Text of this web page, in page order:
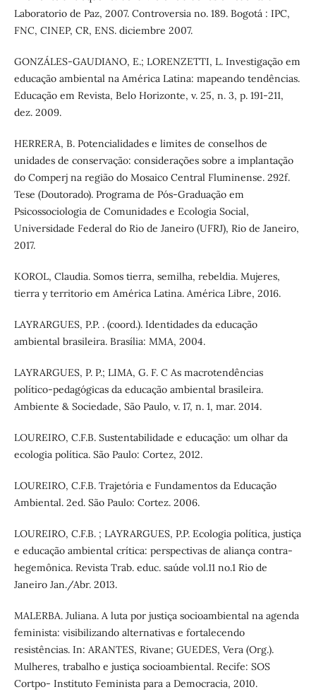
Laboratorio de Paz, 2007. Controversia no. 189. Bogotá : IPC,
FNC, CINEP, CR, ENS. diciembre 2007.
GONZÁLES-GAUDIANO, E.; LORENZETTI, L. Investigação em
educação ambiental na América Latina: mapeando tendências.
Educação em Revista, Belo Horizonte, v. 25, n. 3, p. 191-211,
dez. 2009.
HERRERA, B. Potencialidades e limites de conselhos de
unidades de conservação: considerações sobre a implantação
do Comperj na região do Mosaico Central Fluminense. 292f.
Tese (Doutorado). Programa de Pós-Graduação em
Psicossociologia de Comunidades e Ecologia Social,
Universidade Federal do Rio de Janeiro (UFRJ), Rio de Janeiro,
2017.
KOROL, Claudia. Somos tierra, semilha, rebeldia. Mujeres,
tierra y territorio em América Latina. América Libre, 2016.
LAYRARGUES, P.P. . (coord.). Identidades da educação
ambiental brasileira. Brasília: MMA, 2004.
LAYRARGUES, P. P.; LIMA, G. F. C As macrotendências
político-pedagógicas da educação ambiental brasileira.
Ambiente & Sociedade, São Paulo, v. 17, n. 1, mar. 2014.
LOUREIRO, C.F.B. Sustentabilidade e educação: um olhar da
ecologia política. São Paulo: Cortez, 2012.
LOUREIRO, C.F.B. Trajetória e Fundamentos da Educação
Ambiental. 2ed. São Paulo: Cortez. 2006.
LOUREIRO, C.F.B. ; LAYRARGUES, P.P. Ecologia política, justiça
e educação ambiental crítica: perspectivas de aliança contra-
hegemônica. Revista Trab. educ. saúde vol.11 no.1 Rio de
Janeiro Jan./Abr. 2013.
MALERBA. Juliana. A luta por justiça socioambiental na agenda
feminista: visibilizando alternativas e fortalecendo
resistências. In: ARANTES, Rivane; GUEDES, Vera (Org.).
Mulheres, trabalho e justiça socioambiental. Recife: SOS
Cortpo- Instituto Feminista para a Democracia, 2010.